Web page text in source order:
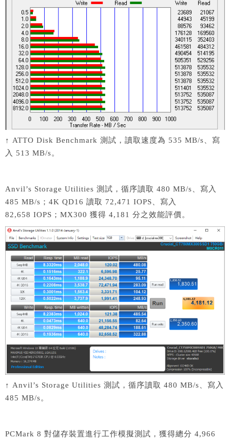
↑ ATTO Disk Benchmark 測試，讀取速度為 535 MB/s、寫
入 513 MB/s。
Anvil’s Storage Utilities 測試，循序讀取 480 MB/s、寫入
485 MB/s；4K QD16 讀取 72,471 IOPS、寫入
82,658 IOPS；MX300 獲得 4,181 分之效能評價。
↑ Anvil’s Storage Utilities 測試，循序讀取 480 MB/s、寫入
485 MB/s。
PCMark 8 對儲存裝置進行工作模擬測試，獲得總分 4,966